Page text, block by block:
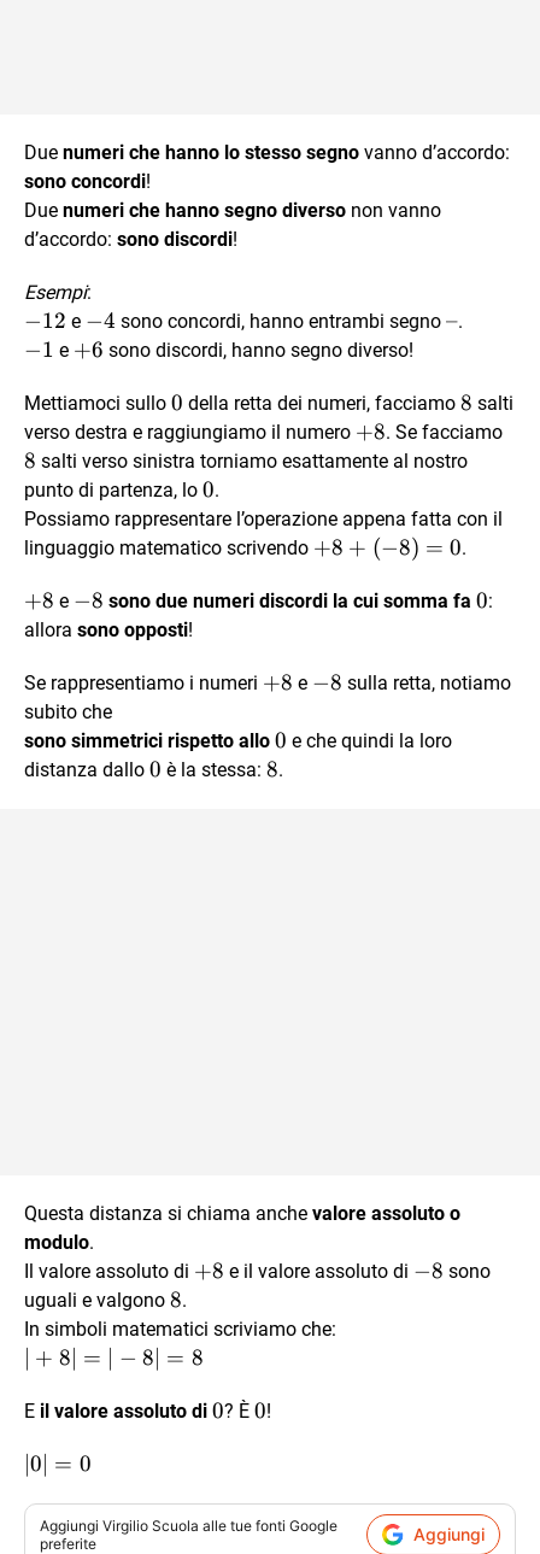
Due numeri che hanno lo stesso segno vanno d’accordo:
sono concordi!
Due numeri che hanno segno diverso non vanno
d’accordo: sono discordi!
Esempi:
-12
−12 e -4
−4 sono concordi, hanno entrambi segno –
–.
-1
−1 e +6
+6 sono discordi, hanno segno diverso!
Mettiamoci sullo 0
0 della retta dei numeri, facciamo 8
8 salti
verso destra e raggiungiamo il numero +8
+8. Se facciamo
8 salti verso sinistra torniamo esattamente al nostro
punto di partenza, lo 0
0.
Possiamo rappresentare l’operazione appena fatta con il
linguaggio matematico scrivendo +8 +
+8 + (−8) = 0.
+8
+8 e -8
−8 sono due numeri discordi la cui somma fa 0
0:
allora sono opposti!
Se rappresentiamo i numeri +8
+8 e -8
−8 sulla retta, notiamo
subito che
sono simmetrici rispetto allo 0
0 e che quindi la loro
distanza dallo 0
0 è la stessa: 8
8.
Questa distanza si chiama anche valore assoluto o
modulo.
Il valore assoluto di +8
+8 e il valore assoluto di -8
−8 sono
uguali e valgono 8
8.
In simboli matematici scriviamo che:
|+8|=|-8|
∣ + 8∣ = ∣ − 8∣ = 8
E il valore assoluto di 0
0? È 0
0!
|0|=0
∣0∣ = 0
Aggiungi Virgilio Scuola alle tue fonti Google
preferite
Aggiungi